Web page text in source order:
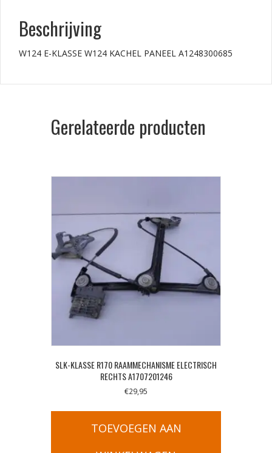
Beschrijving
W124 E-KLASSE W124 KACHEL PANEEL A1248300685
Gerelateerde producten
SLK-KLASSE R170 RAAMMECHANISME ELECTRISCH
RECHTS A1707201246
€29,95
TOEVOEGEN AAN